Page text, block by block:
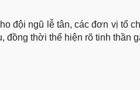
đội ngũ lễ tân, các đơn vị tổ
thời thể hiện rõ tinh thần